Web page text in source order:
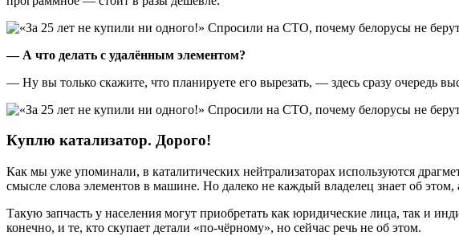
— А что делать с удалённым элементом?
— Ну вы только скажите, что планируете его вырезать, — здесь сразу очередь
Куплю катализатор. Дорого!
Как мы уже упоминали, в каталитических нейтрализаторах используются
смысле слова элементов в машине. Но далеко не каждый владелец знает об этом,
Такую запчасть у населения могут приобретать как юридические лица, так и
конечно, и те, кто скупает детали «по-чёрному», но сейчас речь не об этом.